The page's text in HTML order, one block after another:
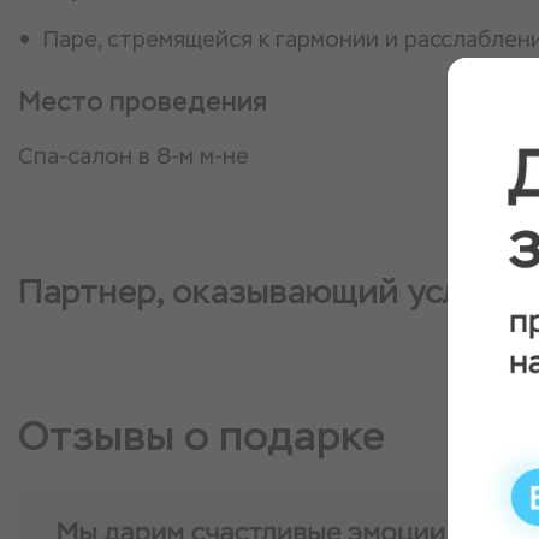
Паре, стремящейся к гармонии и
Место проведения
Спа-салон в 8-м м-не
Партнер, оказывающий услугу
Отзывы о подарке